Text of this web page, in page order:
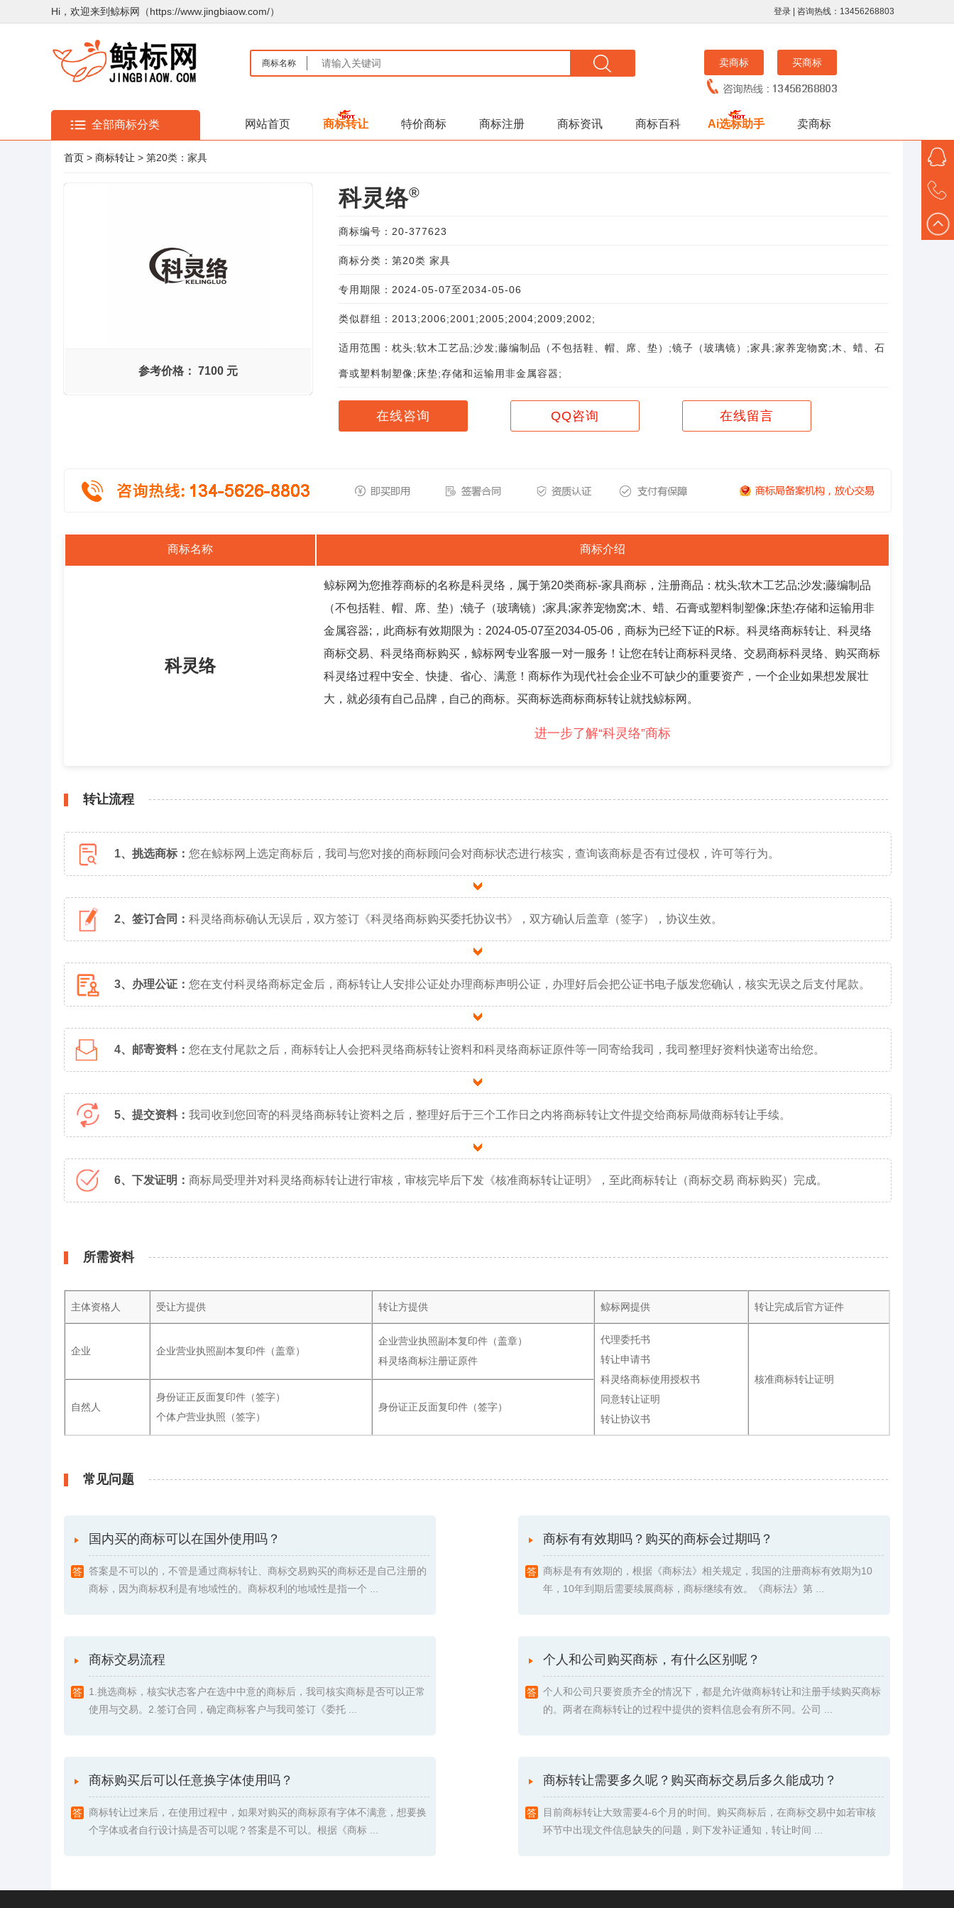
Hi，欢迎来到鲸标网（https://www.jingbiaow.com/） 登录 | 咨询热线：13456268803
商标名称 卖商标 买商标
全部商标分类 网站首页 商标转让 特价商标 商标注册 商标资讯 商标百科 Ai选标助手 卖商标
首页 > 商标转让 > 第20类：家具
参考价格： 7100 元
科灵络®
商标编号：20-377623
商标分类：第20类 家具
专用期限：2024-05-07至2034-05-06
类似群组：2013;2006;2001;2005;2004;2009;2002;
适用范围：枕头;软木工艺品;沙发;藤编制品（不包括鞋、帽、席、垫）;镜子（玻璃镜）;家具;家养宠物窝;木、蜡、石
膏或塑料制塑像;床垫;存储和运输用非金属容器;
在线咨询 QQ咨询 在线留言
商标名称 商标介绍
科灵络
鲸标网为您推荐商标的名称是科灵络，属于第20类商标-家具商标，注册商品：枕头;软木工艺品;沙发;藤编制品
（不包括鞋、帽、席、垫）;镜子（玻璃镜）;家具;家养宠物窝;木、蜡、石膏或塑料制塑像;床垫;存储和运输用非
金属容器;，此商标有效期限为：2024-05-07至2034-05-06，商标为已经下证的R标。科灵络商标转让、科灵络
商标交易、科灵络商标购买，鲸标网专业客服一对一服务！让您在转让商标科灵络、交易商标科灵络、购买商标
科灵络过程中安全、快捷、省心、满意！商标作为现代社会企业不可缺少的重要资产，一个企业如果想发展壮
大，就必须有自己品牌，自己的商标。买商标选商标商标转让就找鲸标网。
进一步了解“科灵络”商标
转让流程
1、挑选商标： 您在鲸标网上选定商标后，我司与您对接的商标顾问会对商标状态进行核实，查询该商标是否有过侵权，许可等行为。
2、签订合同： 科灵络商标确认无误后，双方签订《科灵络商标购买委托协议书》，双方确认后盖章（签字），协议生效。
3、办理公证： 您在支付科灵络商标定金后，商标转让人安排公证处办理商标声明公证，办理好后会把公证书电子版发您确认，核实无误之后支付尾款。
4、邮寄资料： 您在支付尾款之后，商标转让人会把科灵络商标转让资料和科灵络商标证原件等一同寄给我司，我司整理好资料快递寄出给您。
5、提交资料： 我司收到您回寄的科灵络商标转让资料之后，整理好后于三个工作日之内将商标转让文件提交给商标局做商标转让手续。
6、下发证明： 商标局受理并对科灵络商标转让进行审核，审核完毕后下发《核准商标转让证明》，至此商标转让（商标交易 商标购买）完成。
所需资料
主体资格人 受让方提供 转让方提供 鲸标网提供 转让完成后官方证件
企业 企业营业执照副本复印件（盖章）
企业营业执照副本复印件（盖章）
科灵络商标注册证原件
代理委托书
转让申请书
科灵络商标使用授权书
同意转让证明
转让协议书
核准商标转让证明
自然人
身份证正反面复印件（签字）
个体户营业执照（签字）
身份证正反面复印件（签字）
常见问题
国内买的商标可以在国外使用吗？
答案是不可以的，不管是通过商标转让、商标交易购买的商标还是自己注册的
商标，因为商标权利是有地域性的。商标权利的地域性是指一个 ...
商标有有效期吗？购买的商标会过期吗？
商标是有有效期的，根据《商标法》相关规定，我国的注册商标有效期为10
年，10年到期后需要续展商标，商标继续有效。《商标法》第 ...
商标交易流程
1.挑选商标，核实状态客户在选中中意的商标后，我司核实商标是否可以正常
使用与交易。2.签订合同，确定商标客户与我司签订《委托 ...
个人和公司购买商标，有什么区别呢？
个人和公司只要资质齐全的情况下，都是允许做商标转让和注册手续购买商标
的。两者在商标转让的过程中提供的资料信息会有所不同。公司 ...
商标购买后可以任意换字体使用吗？
商标转让过来后，在使用过程中，如果对购买的商标原有字体不满意，想要换
个字体或者自行设计搞是否可以呢？答案是不可以。根据《商标 ...
商标转让需要多久呢？购买商标交易后多久能成功？
目前商标转让大致需要4-6个月的时间。购买商标后，在商标交易中如若审核
环节中出现文件信息缺失的问题，则下发补证通知，转让时间 ...